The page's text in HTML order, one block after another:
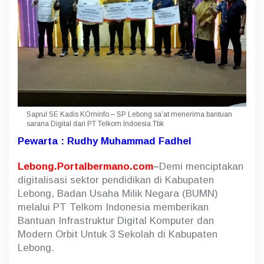
g
i
t
a
l
p
u
t
e
r
n
M
o
e
r
n
Saprul SE Kadis KOminfo – SP Lebong sa’at menerima bantuan
sarana Digital dari PT Telkom Indoesia Tbk
Pewarta : Rudhy Muhammad Fadhel
Lebong.Portalbermano.com–Demi menciptakan
digitalisasi sektor pendidikan di Kabupaten
Lebong, Badan Usaha Milik Negara (BUMN)
melalui PT Telkom Indonesia memberikan
Bantuan Infrastruktur Digital Komputer dan
Modern Orbit Untuk 3 Sekolah di Kabupaten
Lebong.